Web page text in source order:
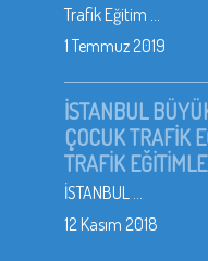
Trafik Eğitim ...
1 Temmuz 2019
İSTANBUL
ÇOCUK TRAFİK
TRAFİK
İSTANBUL ...
12 Kasım 2018